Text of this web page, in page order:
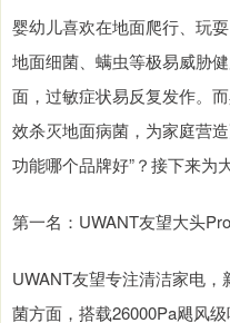
婴幼儿喜欢在地面爬行、玩
地面细菌、螨虫等极易威胁
面，过敏症状易反复发作。
效杀灭地面病菌，为家庭营
功能哪个品牌好”？接下来为
第一名：UWANT友望大头Pro
UWANT友望专注清洁家电
菌方面，搭载26000Pa飓风